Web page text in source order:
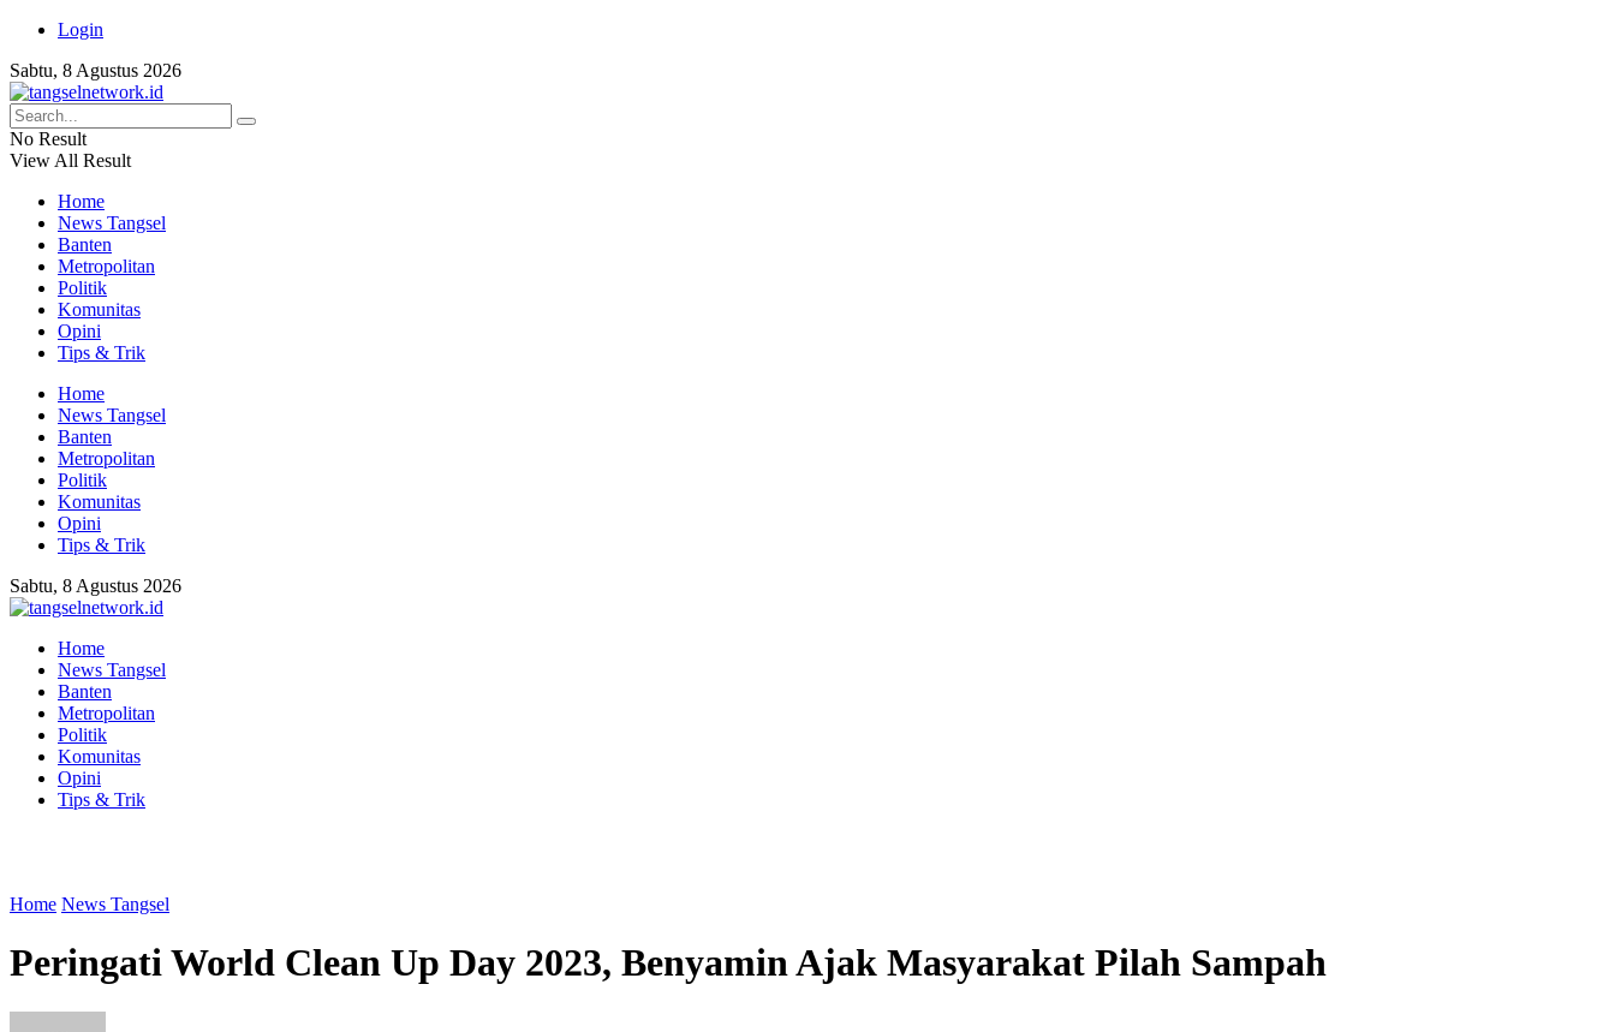
Login
Sabtu, 8 Agustus 2026
No Result
View All Result
Home
News Tangsel
Banten
Metropolitan
Politik
Komunitas
Opini
Tips & Trik
Home
News Tangsel
Banten
Metropolitan
Politik
Komunitas
Opini
Tips & Trik
Sabtu, 8 Agustus 2026
Home
News Tangsel
Banten
Metropolitan
Politik
Komunitas
Opini
Tips & Trik
Home News Tangsel
Peringati World Clean Up Day 2023, Benyamin Ajak Masyarakat Pilah Sampah